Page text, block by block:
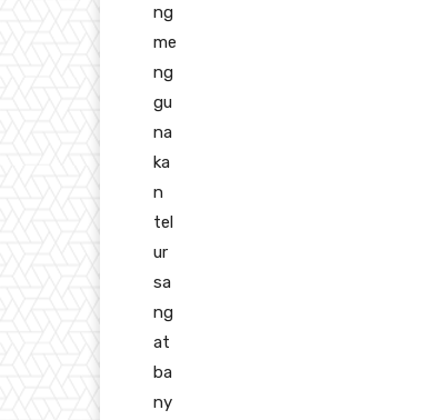
ng
me
ng
gu
na
ka
n
tel
ur
sa
ng
at
ba
ny